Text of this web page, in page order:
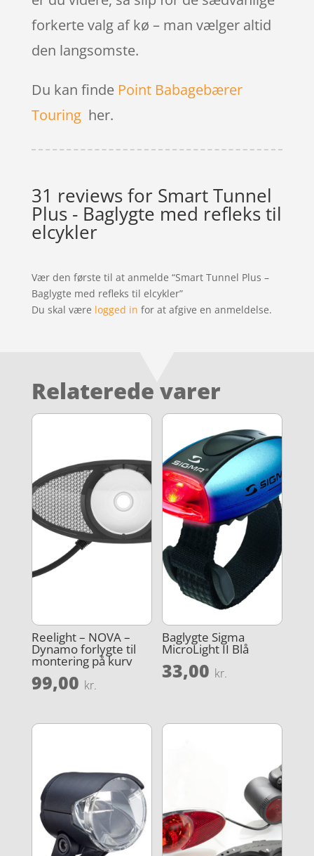
forkerte valg af kø – man vælger altid
den langsomste.
Du kan finde Point Babagebærer
Touringher.
31 reviews for Smart Tunnel
Plus - Baglygte med refleks til
elcykler
Vær den første til at anmelde “Smart Tunnel Plus –
Baglygte med refleks til elcykler”
Du skal være logged in for at afgive en anmeldelse.
Relaterede varer
Reelight – NOVA –
Dynamo forlygte til
montering på kurv
99,00 kr.
Baglygte Sigma
MicroLight II Blå
33,00 kr.